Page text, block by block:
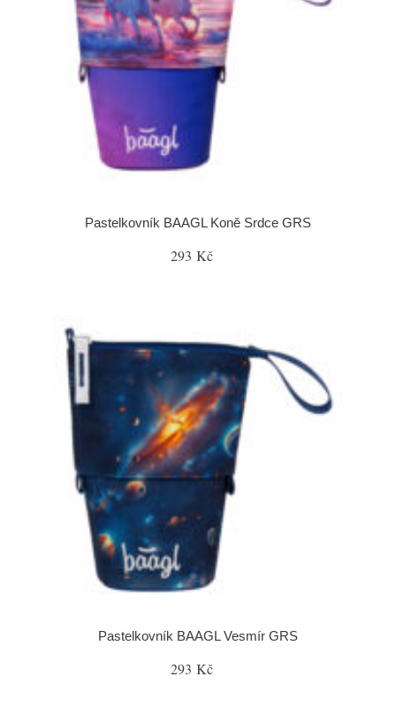
Pastelkovník BAAGL Koně Srdce GRS
293 Kč
Pastelkovník BAAGL Vesmír GRS
293 Kč